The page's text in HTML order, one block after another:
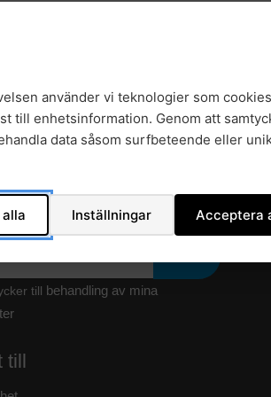
utvecklat i samarbete med Clinical
som har utförts genom sjukvårdens
till vårt nyhetsbrev
till behandling av mina
till
använder vi teknologier som
till enhetsinformation. Genom att
data såsom surfbeteende eller
Inställningar Acceptera